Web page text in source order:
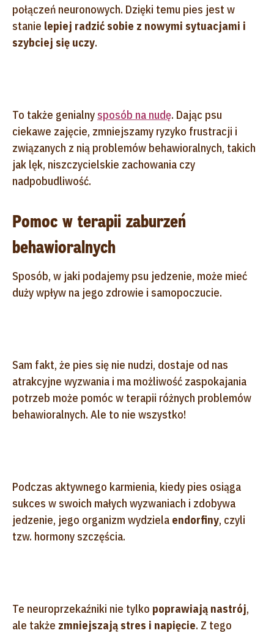
połączeń neuronowych. Dzięki temu pies jest w
stanie lepiej radzić sobie z nowymi sytuacjami i
szybciej się uczy.
To także genialny sposób na nudę. Dając psu
ciekawe zajęcie, zmniejszamy ryzyko frustracji i
związanych z nią problemów behawioralnych, takich
jak lęk, niszczycielskie zachowania czy
nadpobudliwość.
Pomoc w terapii zaburzeń
behawioralnych
Sposób, w jaki podajemy psu jedzenie, może mieć
duży wpływ na jego zdrowie i samopoczucie.
Sam fakt, że pies się nie nudzi, dostaje od nas
atrakcyjne wyzwania i ma możliwość zaspokajania
potrzeb może pomóc w terapii różnych problemów
behawioralnych. Ale to nie wszystko!
Podczas aktywnego karmienia, kiedy pies osiąga
sukces w swoich małych wyzwaniach i zdobywa
jedzenie, jego organizm wydziela endorfiny, czyli
tzw. hormony szczęścia.
Te neuroprzekaźniki nie tylko poprawiają nastrój,
ale także zmniejszają stres i napięcie. Z tego